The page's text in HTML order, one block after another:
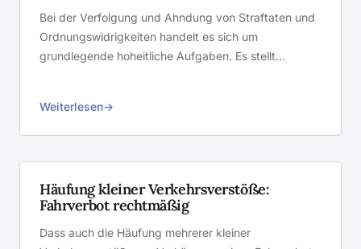
Bei der Verfolgung und Ahndung von Straftaten und
Ordnungswidrigkeiten handelt es sich um
grundlegende hoheitliche Aufgaben. Es stellt…
Weiterlesen
Häufung kleiner Verkehrsverstöße:
Fahrverbot rechtmäßig
Dass auch die Häufung mehrerer kleiner